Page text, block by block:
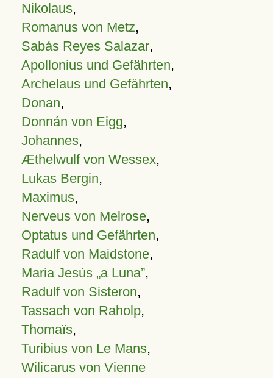
Nikolaus,
Romanus von Metz,
Sabás Reyes Salazar,
Apollonius und Gefährten,
Archelaus und Gefährten,
Donan,
Donnán von Eigg,
Johannes,
Æthelwulf von Wessex,
Lukas Bergin,
Maximus,
Nerveus von Melrose,
Optatus und Gefährten,
Radulf von Maidstone,
Maria Jesús „a Luna”,
Radulf von Sisteron,
Tassach von Raholp,
Thomaïs,
Turibius von Le Mans,
Wilicarus von Vienne